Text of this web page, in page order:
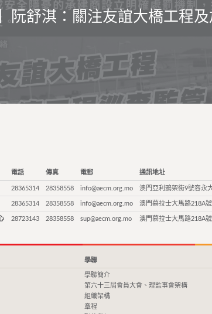
阮舒淇：關注友誼大橋工程
電話 傳真 電郵 通訊地址
28365314 28358558 info@aecm.org.mo 澳門亞利鴉架街9號容永
28365314 28358558 info@aecm.org.mo 澳門慕拉士大馬路218A
28723143 28358558 sup@aecm.org.mo 澳門慕拉士大馬路218A
學聯
學聯簡介
第六十三屆會員大會、理監事會架構
組織架構
章程